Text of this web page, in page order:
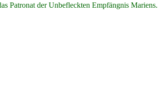
Patronat der Unbefleckten Empfängnis Mariens.